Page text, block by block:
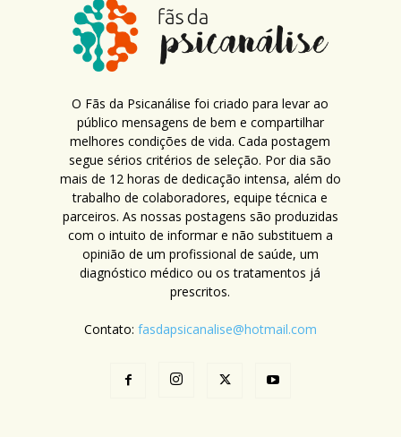
O Fãs da Psicanálise foi criado para levar ao
público mensagens de bem e compartilhar
melhores condições de vida. Cada postagem
segue sérios critérios de seleção. Por dia são
mais de 12 horas de dedicação intensa, além do
trabalho de colaboradores, equipe técnica e
parceiros. As nossas postagens são produzidas
com o intuito de informar e não substituem a
opinião de um profissional de saúde, um
diagnóstico médico ou os tratamentos já
prescritos.
Contato: fasdapsicanalise@hotmail.com